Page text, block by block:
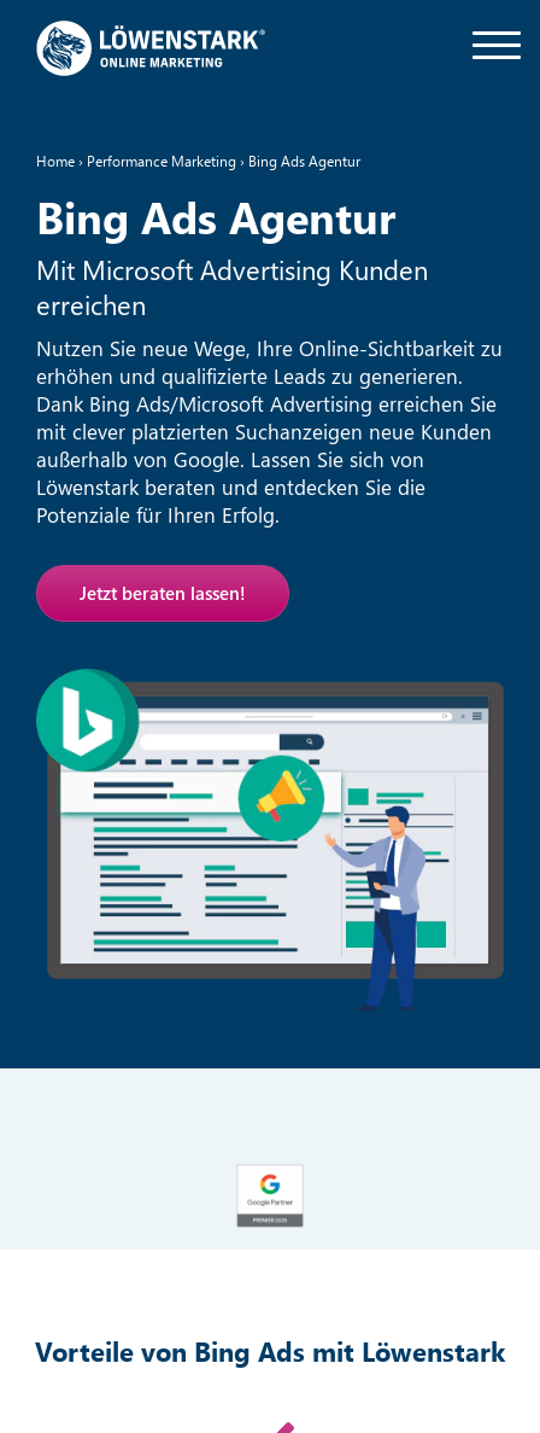
Home› Performance Marketing› Bing Ads Agentur
Bing Ads Agentur
Mit Microsoft Advertising Kunden
erreichen
Nutzen Sie neue Wege, Ihre Online-Sichtbarkeit zu
erhöhen und qualifizierte Leads zu generieren.
Dank Bing Ads/Microsoft Advertising erreichen Sie
mit clever platzierten Suchanzeigen neue Kunden
außerhalb von Google. Lassen Sie sich von
Löwenstark beraten und entdecken Sie die
Potenziale für Ihren Erfolg.
Jetzt beraten lassen!
Vorteile von Bing Ads mit Löwenstark